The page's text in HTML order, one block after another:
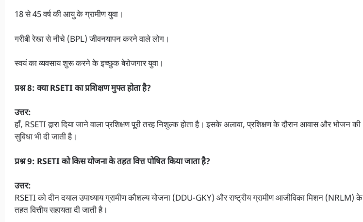
18 से 45 वर्ष की आयु के ग्रामीण युवा।
गरीबी रेखा से नीचे (BPL) जीवनयापन करने वाले लोग।
स्वयं का व्यवसाय शुरू करने के इच्छुक बेरोजगार युवा।
प्रश्न 8: क्या RSETI का प्रशिक्षण मुफ्त होता है?
उत्तर:
हाँ, RSETI द्वारा दिया जाने वाला प्रशिक्षण पूरी तरह निशुल्क होता है। इसके अलावा, प्रशिक्षण के दौरान आवास और भोजन की
सुविधा भी दी जाती है।
प्रश्न 9: RSETI को किस योजना के तहत वित्त पोषित किया जाता है?
उत्तर:
RSETI को दीन दयाल उपाध्याय ग्रामीण कौशल्य योजना (DDU-GKY) और राष्ट्रीय ग्रामीण आजीविका मिशन (NRLM) के
तहत वित्तीय सहायता दी जाती है।